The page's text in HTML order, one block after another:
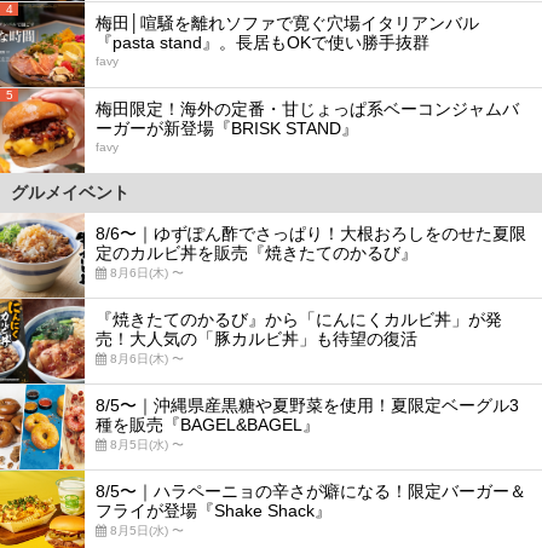
4
梅田│喧騒を離れソファで寛ぐ穴場イタリアンバル
『pasta stand』。長居もOKで使い勝手抜群
favy
5
梅田限定！海外の定番・甘じょっぱ系ベーコンジャムバ
ーガーが新登場『BRISK STAND』
favy
グルメイベント
8/6〜｜ゆずぽん酢でさっぱり！大根おろしをのせた夏限
定のカルビ丼を販売『焼きたてのかるび』
8月6日(木) 〜
『焼きたてのかるび』から「にんにくカルビ丼」が発
売！大人気の「豚カルビ丼」も待望の復活
8月6日(木) 〜
8/5〜｜沖縄県産黒糖や夏野菜を使用！夏限定ベーグル3
種を販売『BAGEL&BAGEL』
8月5日(水) 〜
8/5〜｜ハラペーニョの辛さが癖になる！限定バーガー＆
フライが登場『Shake Shack』
8月5日(水) 〜